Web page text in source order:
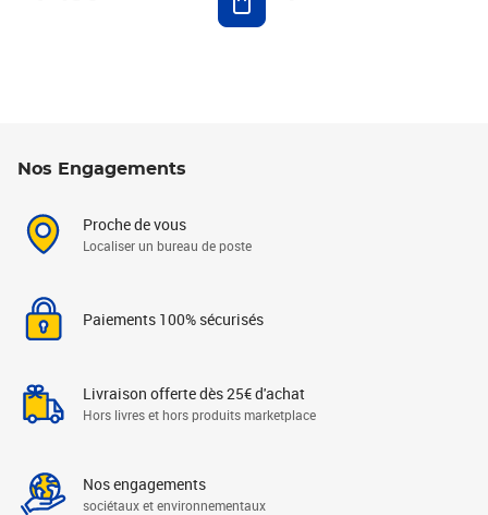
Nos Engagements
Proche de vous
Localiser un bureau de poste
Paiements 100% sécurisés
Livraison offerte dès 25€ d'achat
Hors livres et hors produits marketplace
Nos engagements
sociétaux et environnementaux